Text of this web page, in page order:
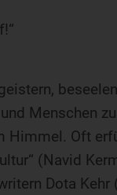
Menschen
Himmel. Oft
(Navid
Dota Kehr